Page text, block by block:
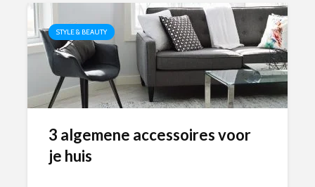
STYLE & BEAUTY
3 algemene accessoires voor
je huis